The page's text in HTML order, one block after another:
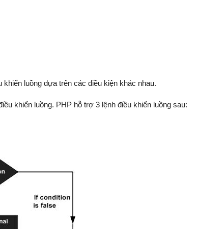
luồng dựa trên các điều kiện khác nhau.
khiển luồng. PHP hỗ trợ 3 lệnh điều khiển luồng sau: